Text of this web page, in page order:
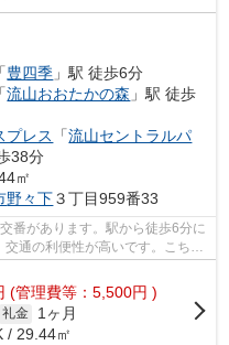
「豊四季 」駅 徒歩6分
「流山おおたかの森 」駅 徒歩
プレス
「流山セントラルパ
38分
㎡
野々下３丁目959番33
番があります。駅から徒歩6分に
通の利便性が高いです。こちら
(管理費等：5,500円 )
礼金
1ヶ月
/ 29.44㎡